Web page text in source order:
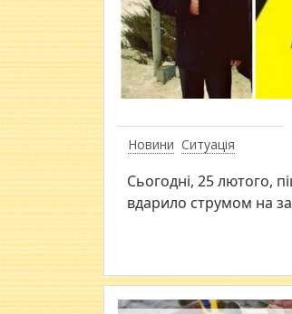
Новини Ситуація
Сьогодні, 25 лютого,
вдарило струмом на